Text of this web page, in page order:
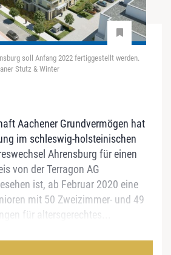
soll Anfang 2022 fertiggestellt werden.
Stutz & Winter
Aachener Grundvermögen hat
im schleswig-holsteinischen
Ahrensburg für einen
von der Terragon AG
ist, ab Februar 2020 eine
mit 50 Zweizimmer- und 49
für altersgerechtes...